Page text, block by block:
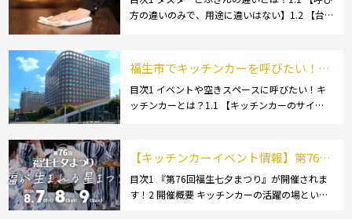
も紹介！
方の違いのみで、用途に違いはない】1.2 【台
特徴2.1 【綿】2.2 【マイクロ […]
福生市でキッチンカーを呼びたい！派
遣してもらうにはどうすれば良いの？
依頼の流れや人気メニューを解説
目次1 イベントや空きスペースに呼びたい！キ
ッチンカーとは？1.1 【キッチンカーのサイ
チンカー:1t～ […]
【キッチンカーイベント情報】第76回
福生七夕まつりが開催されます！
目次1 『第76回福生七夕まつり』が開催されま
す！2 開催概要 キッチンカーの活躍の場といえ